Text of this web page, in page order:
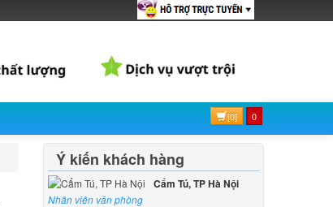
[0] 0
Ý kiến khách hàng
Cẩm Tú, TP Hà Nội
Nhân viên văn phòng